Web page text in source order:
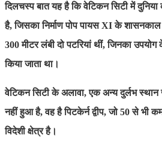
दिलचस्प बात यह है कि वेटिकन सिटी में
है, जिसका निर्माण पोप पायस XI के
300 मीटर लंबी दो पटरियां थीं, जिनका
किया जाता था।
वेटिकन सिटी के अलावा, एक अन्य दुर्लभ स्थान
नहीं हुआ है, वह है पिटकेर्न द्वीप, जो 50 से भी
विदेशी क्षेत्र है।